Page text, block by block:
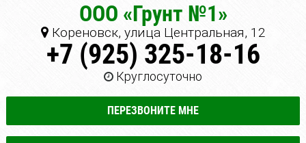
ООО «Грунт №1»
Кореновск, улица Центральная, 12
+7 (925) 325-18-16
Круглосуточно
ПЕРЕЗВОНИТЕ МНЕ